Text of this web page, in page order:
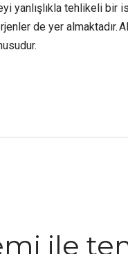
yanlışlıkla tehlikeli bir
de yer
ile